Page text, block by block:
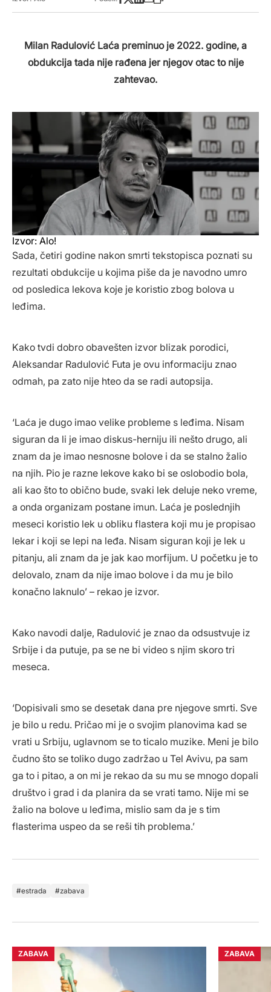
Milan Radulović Laća preminuo je 2022. godine, a
obdukcija tada nije rađena jer njegov otac to nije
zahtevao.
Izvor: Alo!
Sada, četiri godine nakon smrti tekstopisca poznati su
rezultati obdukcije u kojima piše da je navodno umro
od posledica lekova koje je koristio zbog bolova u
leđima.
Kako tvdi dobro obavešten izvor blizak porodici,
Aleksandar Radulović Futa je ovu informaciju znao
odmah, pa zato nije hteo da se radi autopsija.
‘Laća je dugo imao velike probleme s leđima. Nisam
siguran da li je imao diskus-herniju ili nešto drugo, ali
znam da je imao nesnosne bolove i da se stalno žalio
na njih. Pio je razne lekove kako bi se oslobodio bola,
ali kao što to obično bude, svaki lek deluje neko vreme,
a onda organizam postane imun. Laća je poslednjih
meseci koristio lek u obliku flastera koji mu je propisao
lekar i koji se lepi na leđa. Nisam siguran koji je lek u
pitanju, ali znam da je jak kao morfijum. U početku je to
delovalo, znam da nije imao bolove i da mu je bilo
konačno laknulo’ – rekao je izvor.
Kako navodi dalje, Radulović je znao da odsustvuje iz
Srbije i da putuje, pa se ne bi video s njim skoro tri
meseca.
‘Dopisivali smo se desetak dana pre njegove smrti. Sve
je bilo u redu. Pričao mi je o svojim planovima kad se
vrati u Srbiju, uglavnom se to ticalo muzike. Meni je bilo
čudno što se toliko dugo zadržao u Tel Avivu, pa sam
ga to i pitao, a on mi je rekao da su mu se mnogo dopali
društvo i grad i da planira da se vrati tamo. Nije mi se
žalio na bolove u leđima, mislio sam da je s tim
flasterima uspeo da se reši tih problema.’
estrada zabava
ZABAVA ZABAVA